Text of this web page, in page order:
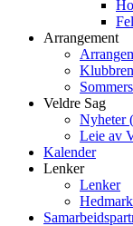
Arrangement
Veldre Sag
Nyheter
Leie av
Kalender
Lenker
Lenker